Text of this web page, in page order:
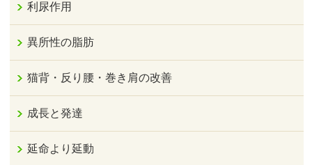
利尿作用
異所性の脂肪
猫背・反り腰・巻き肩の改善
成長と発達
延命より延動